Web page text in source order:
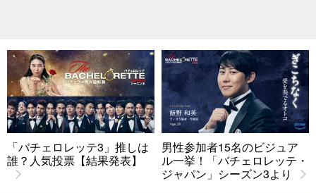
「バチェロレッテ3」推しは
誰？人気投票【結果発表】
男性参加者15名のビジュア
ル一挙！「バチェロレッテ・
ジャパン」シーズン3より